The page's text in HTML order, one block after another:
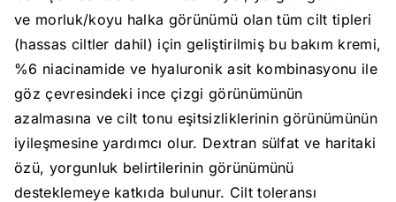
ve morluk/koyu halka görünümü olan tüm cilt tipleri
(hassas ciltler dahil) için geliştirilmiş bu bakım kremi,
%6 niacinamide ve hyaluronik asit kombinasyonu ile
göz çevresindeki ince çizgi görünümünün
azalmasına ve cilt tonu eşitsizliklerinin görünümünün
iyileşmesine yardımcı olur. Dextran sülfat ve haritaki
özü, yorgunluk belirtilerinin görünümünü
desteklemeye katkıda bulunur. Cilt toleransı